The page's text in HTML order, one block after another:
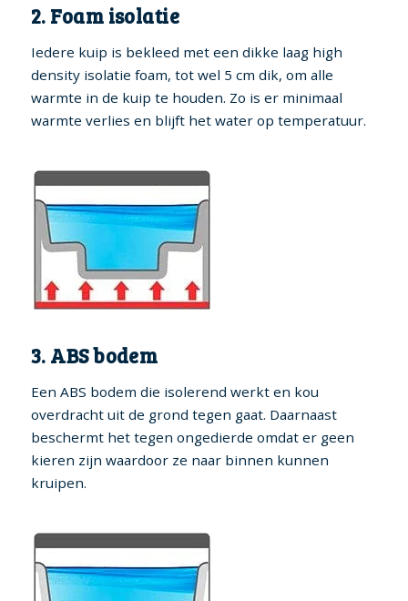
2. Foam isolatie
Iedere kuip is bekleed met een dikke laag high
density isolatie foam, tot wel 5 cm dik, om alle
warmte in de kuip te houden. Zo is er minimaal
warmte verlies en blijft het water op temperatuur.
3. ABS bodem
Een ABS bodem die isolerend werkt en kou
overdracht uit de grond tegen gaat. Daarnaast
beschermt het tegen ongedierde omdat er geen
kieren zijn waardoor ze naar binnen kunnen
kruipen.